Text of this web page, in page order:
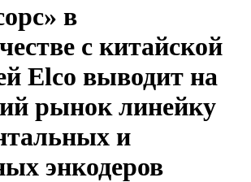
в
с китайской
Elco выводит на
рынок линейку
и
энкодеров